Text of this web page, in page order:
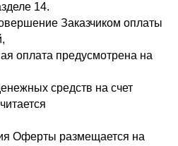
14.
Заказчиком оплаты
оплата предусмотрена на
средств на счет
Оферты размещается на